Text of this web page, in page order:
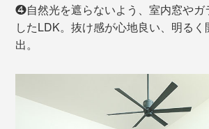
❹自然光を遮らないよう、室内窓やガ
したLDK。抜け感が心地良い、明る
出。